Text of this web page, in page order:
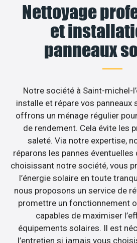
Nettoyage
et
panneaux
Notre société à Saint-michel-
installe et répare vos panneaux
offrons un ménage régulier
de rendement. Cela évite les
saleté. Via notre expertise,
réparons les pannes éventuelles
choisissant notre société, vous
l’énergie solaire en toute
nous proposons un service de
promettre un fonctionnement
capables de maximiser
équipements solaires. Il est
l’entretien si jamais vous